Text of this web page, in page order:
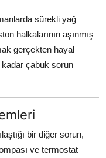
sürekli yağ
halkalarının aşınmış
gerçekten hayal
kadar çabuk sorun
bir diğer sorun,
ve termostat